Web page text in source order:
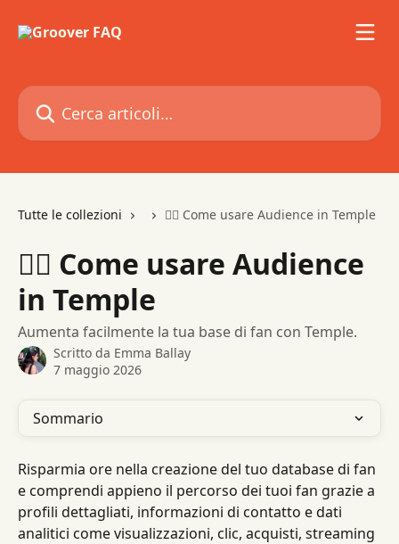
Cerca articoli…
Tutte le collezioni 👯‍♂️ Come usare Audience in Temple
👯‍♂️ Come usare Audience
in Temple
Aumenta facilmente la tua base di fan con Temple.
Scritto da Emma Ballay
7 maggio 2026
Sommario
Risparmia ore nella creazione del tuo database di fan
e comprendi appieno il percorso dei tuoi fan grazie a
profili dettagliati, informazioni di contatto e dati
analitici come visualizzazioni, clic, acquisti, streaming